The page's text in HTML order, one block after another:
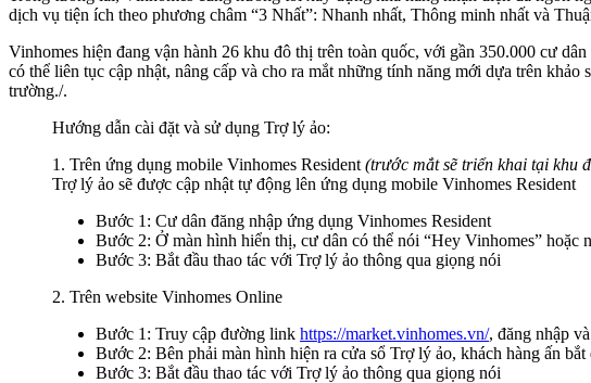
dịch vụ tiện ích theo phương châm “3 Nhất”: Nhanh nhất, Thông minh nhất và
Vinhomes hiện đang vận hành 26 khu đô thị trên toàn quốc, với gần 350.000 cư
có thể liên tục cập nhật, nâng cấp và cho ra mắt những tính năng mới dựa trên
trường./.
Hướng dẫn cài đặt và sử dụng Trợ lý ảo:
1. Trên ứng dụng mobile Vinhomes Resident (trước mắt sẽ triển khai tại khu
Trợ lý ảo sẽ được cập nhật tự động lên ứng dụng mobile Vinhomes Resident
Bước 1: Cư dân đăng nhập ứng dụng Vinhomes Resident
Bước 2: Ở màn hình hiển thị, cư dân có thể nói “Hey Vinhomes”
Bước 3: Bắt đầu thao tác với Trợ lý ảo thông qua giọng nói
2. Trên website Vinhomes Online
Bước 1: Truy cập đường link https://market.vinhomes.vn/, đăng nhập
Bước 2: Bên phải màn hình hiện ra cửa sổ Trợ lý ảo, khách hàng ấn bắt
Bước 3: Bắt đầu thao tác với Trợ lý ảo thông qua giọng nói